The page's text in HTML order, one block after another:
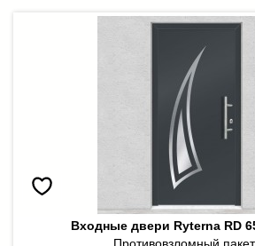
Входные двери Ryterna RD